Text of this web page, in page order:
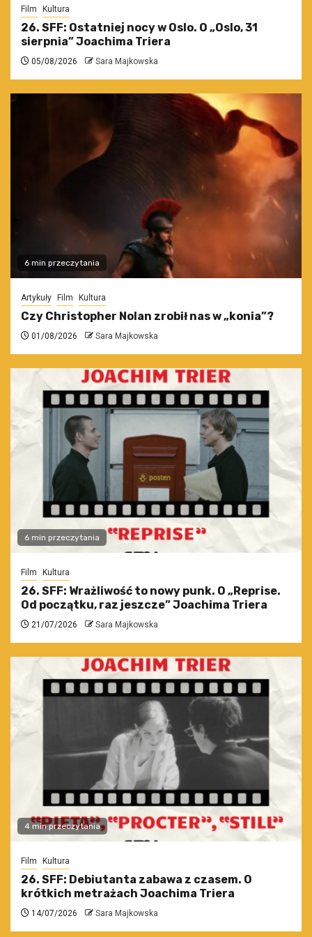
Film Kultura
26. SFF: Ostatniej nocy w Oslo. O „Oslo, 31
sierpnia” Joachima Triera
05/08/2026 Sara Majkowska
6 min przeczytania
Artykuły Film Kultura
Czy Christopher Nolan zrobił nas w „konia”?
01/08/2026 Sara Majkowska
6 min przeczytania
Film Kultura
26. SFF: Wrażliwość to nowy punk. O „Reprise.
Od początku, raz jeszcze” Joachima Triera
21/07/2026 Sara Majkowska
4 min przeczytania
Film Kultura
26. SFF: Debiutanta zabawa z czasem. O
krótkich metrażach Joachima Triera
14/07/2026 Sara Majkowska